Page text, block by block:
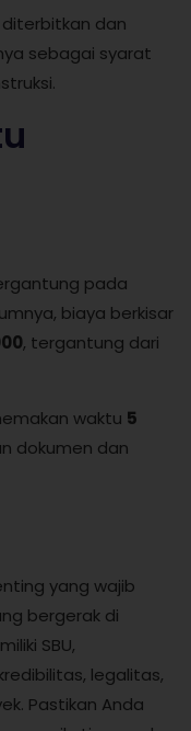
diterbitkan dan
sebagai syarat
pada
biaya berkisar
, tergantung dari
waktu 5
dokumen dan
yang wajib
bergerak di
SBU,
legalitas,
Pastikan Anda